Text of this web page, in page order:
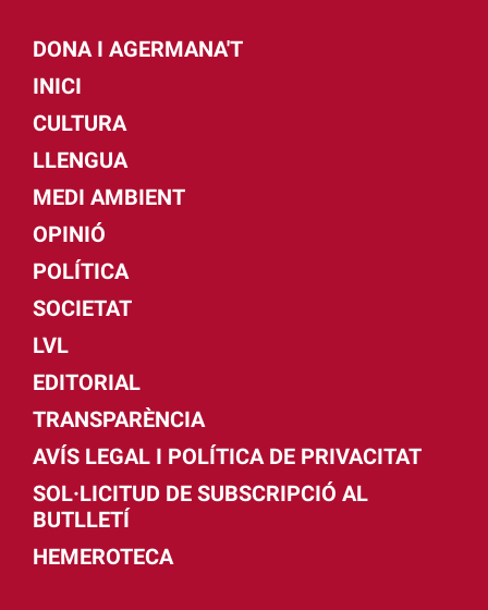
DONA I AGERMANA'T
INICI
CULTURA
LLENGUA
MEDI AMBIENT
OPINIÓ
POLÍTICA
SOCIETAT
LVL
EDITORIAL
TRANSPARÈNCIA
AVÍS LEGAL I POLÍTICA DE PRIVACITAT
SOL·LICITUD DE SUBSCRIPCIÓ AL
BUTLLETÍ
HEMEROTECA